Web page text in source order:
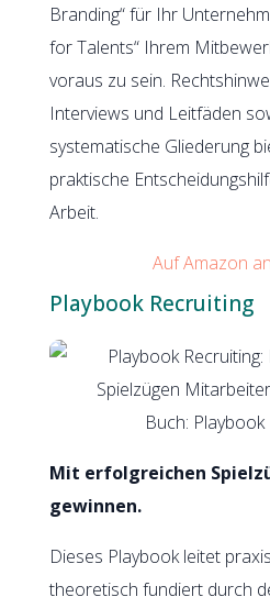
Branding“ für Ihr
for Talents“ Ihrem
voraus zu sein.
Interviews und Leitfäden
systematische Gliederung
praktische
Arbeit.
Auf Amazon
Playbook Recruiting
Buch:
Mit erfolgreichen
gewinnen.
Dieses Playbook leitet
theoretisch fundiert durch